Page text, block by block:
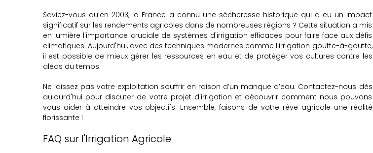
Saviez-vous qu'en 2003, la France a connu une sécheresse historique qui a eu un impact
significatif sur les rendements agricoles dans de nombreuses régions ? Cette situation a mis
en lumière l'importance cruciale de systèmes d'irrigation efficaces pour faire face aux défis
climatiques. Aujourd'hui, avec des techniques modernes comme l'irrigation goutte-à-goutte,
il est possible de mieux gérer les ressources en eau et de protéger vos cultures contre les
aléas du temps.
Ne laissez pas votre exploitation souffrir en raison d’un manque d’eau. Contactez-nous dès
aujourd'hui pour discuter de votre projet d'irrigation et découvrir comment nous pouvons
vous aider à atteindre vos objectifs. Ensemble, faisons de votre rêve agricole une réalité
florissante !
FAQ sur l'Irrigation Agricole